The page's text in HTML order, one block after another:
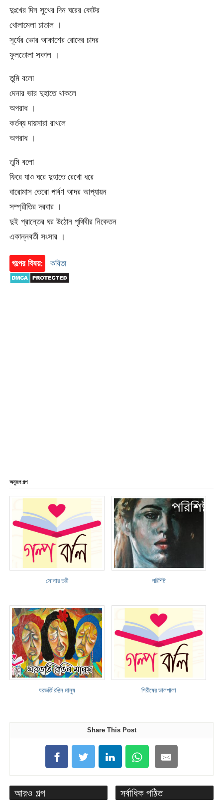
দুঃখের দিন সুখের দিন ঘরের কোটর
খোলামেলা চাতাল ।
সূর্যের ভোর আকাশের রোদের চাদর
ফুলতোলা সকাল ।
তুমি বলো
দেনার ভার দুহাতে থাকলে
অপরাধ ।
কর্তব্য দায়সারা রাখলে
অপরাধ ।
তুমি বলো
ফিরে যাও ঘরে দুহাতে রেখো ধরে
বারোমাস তেরো পার্বণ আদর আপ্যায়ন
সম্প্রীতির দরবার ।
দুই প্রান্তের ঘর উঠোন পৃথিবীর নিকেতন
একান্নবর্তী সংসার ।
গল্পের বিষয়: কবিতা
অনুরূপ গল্প
সোনার তরী পরিশিষ্ট
ঘরভর্তি রঙিন মানুষ শিরীষের ডালপালা
Share This Post
আরও গল্প সর্বাধিক পঠিত